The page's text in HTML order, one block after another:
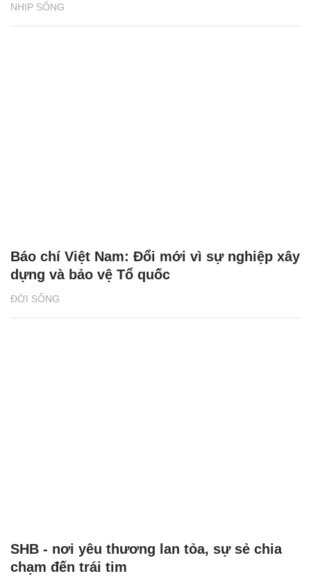
NHỊP SỐNG
ĐỜI SỐNG
Báo chí Việt Nam: Đổi mới vì sự nghiệp xây
dựng và bảo vệ Tổ quốc
SHB - nơi yêu thương lan tỏa, sự sẻ chia
chạm đến trái tim